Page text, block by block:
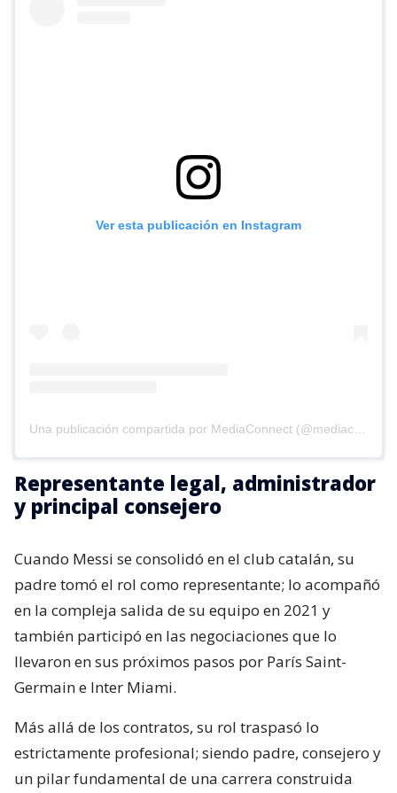
Ver esta publicación en Instagram
Representante legal, administrador
y principal consejero
Cuando Messi se consolidó en el club catalán, su
padre tomó el rol como representante; lo acompañó
en la compleja salida de su equipo en 2021 y
también participó en las negociaciones que lo
llevaron en sus próximos pasos por París Saint-
Germain e Inter Miami.
Más allá de los contratos, su rol traspasó lo
estrictamente profesional; siendo padre, consejero y
un pilar fundamental de una carrera construida